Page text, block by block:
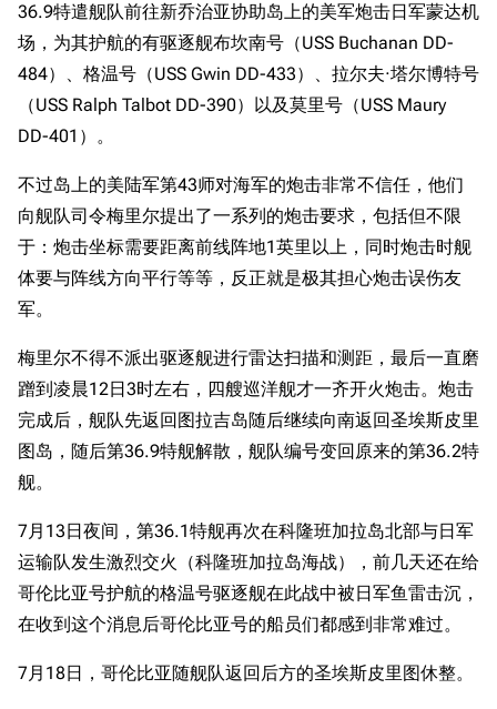
导航
首页
新文件
新页面
帮助
资助百科
游戏系统
新手入门
推荐角色与游戏技
海域资料
经验计算
远征
好感度
舰娘与装备
按编号
舰娘获得方式
换装
深海舰队
装备图鉴
36.9特遣舰队前往新乔治亚协助岛上的美军炮击日军蒙达机
场，为其护航的有驱逐舰布坎南号（USS Buchanan DD-
484）、格温号（USS Gwin DD-433）、拉尔夫·塔尔博特号
（USS Ralph Talbot DD-390）以及莫里号（USS Maury
DD-401）。
不过岛上的美陆军第43师对海军的炮击非常不信任，他们
向舰队司令梅里尔提出了一系列的炮击要求，包括但不限
于：炮击坐标需要距离前线阵地1英里以上，同时炮击时舰
体要与阵线方向平行等等，反正就是极其担心炮击误伤友
军。
梅里尔不得不派出驱逐舰进行雷达扫描和测距，最后一直磨
蹭到凌晨12日3时左右，四艘巡洋舰才一齐开火炮击。炮击
完成后，舰队先返回图拉吉岛随后继续向南返回圣埃斯皮里
图岛，随后第36.9特舰解散，舰队编号变回原来的第36.2特
舰。
7月13日夜间，第36.1特舰再次在科隆班加拉岛北部与日军
运输队发生激烈交火（科隆班加拉岛海战），前几天还在给
哥伦比亚号护航的格温号驱逐舰在此战中被日军鱼雷击沉，
在收到这个消息后哥伦比亚号的船员们都感到非常难过。
7月18日，哥伦比亚随舰队返回后方的圣埃斯皮里图休整。